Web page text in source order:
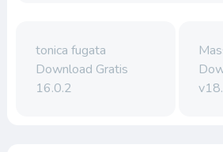
tonica fugata
Download Gratis
16.0.2